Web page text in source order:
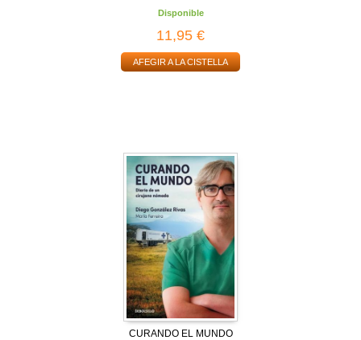
Disponible
11,95 €
AFEGIR A LA CISTELLA
CURANDO EL MUNDO